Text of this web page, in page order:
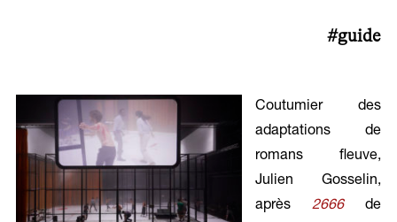
#guide
Coutumier des
adaptations de
romans fleuve,
Julien Gosselin,
après 2666
de